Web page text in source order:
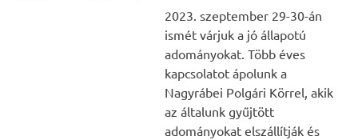
2023. szeptember 29-30-án
ismét várjuk a jó állapotú
adományokat. Több éves
kapcsolatot ápolunk a
Nagyrábei Polgári Körrel, akik
az általunk gyűjtött
adományokat elszállítják és